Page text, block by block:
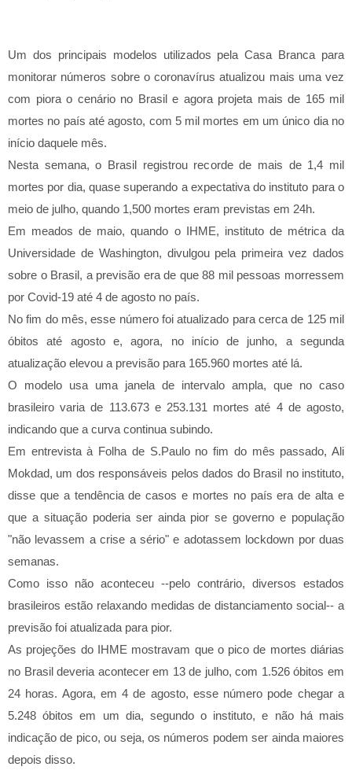
Um dos principais modelos utilizados pela Casa Branca para
monitorar números sobre o coronavírus atualizou mais uma vez
com piora o cenário no Brasil e agora projeta mais de 165 mil
mortes no país até agosto, com 5 mil mortes em um único dia no
início daquele mês.
Nesta semana, o Brasil registrou recorde de mais de 1,4 mil
mortes por dia, quase superando a expectativa do instituto para o
meio de julho, quando 1,500 mortes eram previstas em 24h.
Em meados de maio, quando o IHME, instituto de métrica da
Universidade de Washington, divulgou pela primeira vez dados
sobre o Brasil, a previsão era de que 88 mil pessoas morressem
por Covid-19 até 4 de agosto no país.
No fim do mês, esse número foi atualizado para cerca de 125 mil
óbitos até agosto e, agora, no início de junho, a segunda
atualização elevou a previsão para 165.960 mortes até lá.
O modelo usa uma janela de intervalo ampla, que no caso
brasileiro varia de 113.673 e 253.131 mortes até 4 de agosto,
indicando que a curva continua subindo.
Em entrevista à Folha de S.Paulo no fim do mês passado, Ali
Mokdad, um dos responsáveis pelos dados do Brasil no instituto,
disse que a tendência de casos e mortes no país era de alta e
que a situação poderia ser ainda pior se governo e população
"não levassem a crise a sério" e adotassem lockdown por duas
semanas.
Como isso não aconteceu --pelo contrário, diversos estados
brasileiros estão relaxando medidas de distanciamento social-- a
previsão foi atualizada para pior.
As projeções do IHME mostravam que o pico de mortes diárias
no Brasil deveria acontecer em 13 de julho, com 1.526 óbitos em
24 horas. Agora, em 4 de agosto, esse número pode chegar a
5.248 óbitos em um dia, segundo o instituto, e não há mais
indicação de pico, ou seja, os números podem ser ainda maiores
depois disso.